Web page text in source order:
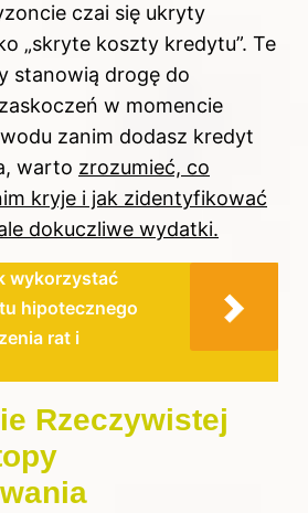
czai się ukryty
„skryte koszty kredytu”. Te
stanowią drogę do
w momencie
zanim dodasz kredyt
warto zrozumieć, co
kryje i jak zidentyfikować
dokuczliwe wydatki.
wykorzystać
hipotecznego
rat i
Rzeczywistej